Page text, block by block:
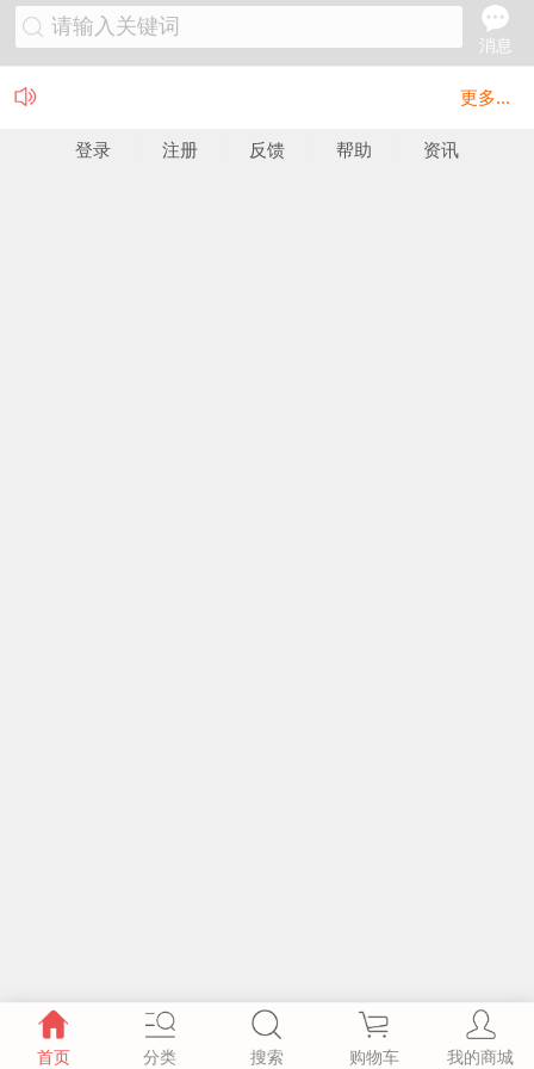
请输入关键词
消息
更多...
登录 注册 反馈 帮助 资讯
首页 分类 搜索 购物车 我的商城